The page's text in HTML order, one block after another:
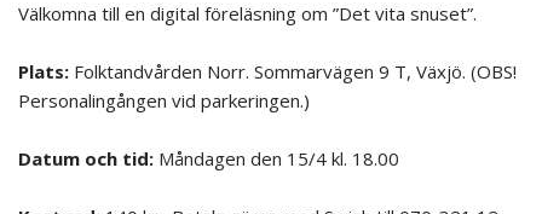
Välkomna till en digital föreläsning om ”Det vita snuset”.
Plats: Folktandvården Norr. Sommarvägen 9 T, Växjö. (OBS!
Personalingången vid parkeringen.)
Datum och tid: Måndagen den 15/4 kl. 18.00